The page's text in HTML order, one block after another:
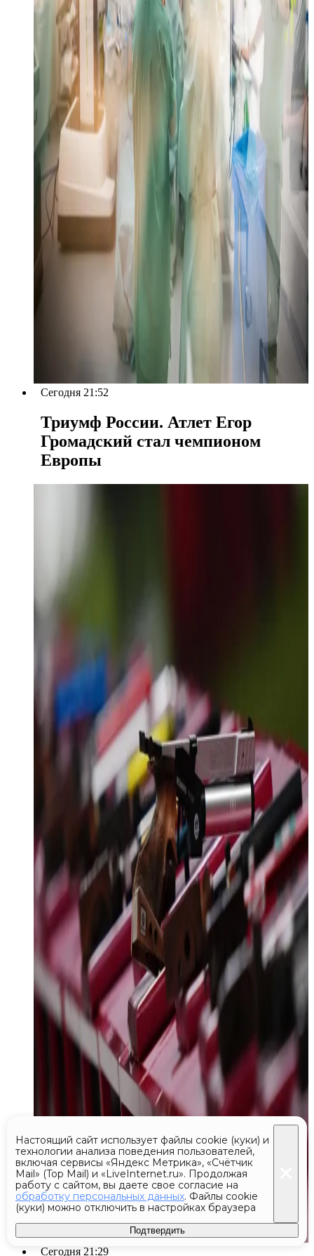
Сегодня 21:52
Триумф России. Атлет Егор
Громадский стал чемпионом
Европы
Сегодня 21:29
Настоящий сайт использует файлы cookie (куки) и
технологии анализа поведения пользователей,
включая сервисы «Яндекс Метрика», «Счётчик
Mail» (Top Mail) и «LiveInternet.ru». Продолжая
работу с сайтом, вы даете свое согласие на
обработку персональных данных. Файлы cookie
(куки) можно отключить в настройках браузера
Подтвердить